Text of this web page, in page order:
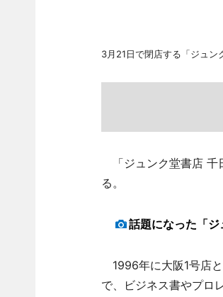
3月21日で閉店する「ジュン
「ジュンク堂書店 千
る。
話題になった「
1996年に大阪1号店
で、ビジネス書やプロ